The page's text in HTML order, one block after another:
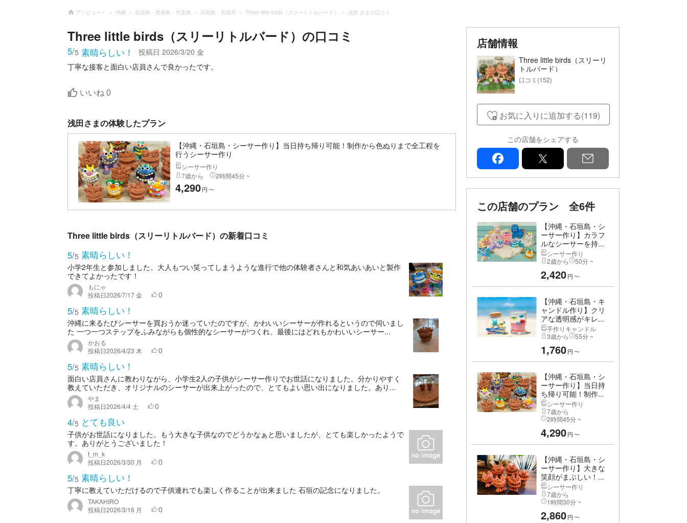
アソビュー！ 沖縄 石垣島・西表島・竹富島 石垣島・石垣市 Three little birds（スリーリトルバード） 浅田 さまの口コミ
Three little birds（スリーリトルバード） の口コミ
5/5 素晴らしい！ 投稿日 2026/3/20 金
丁寧な接客と面白い店員さんで良かったです。
いいね 0
浅田さまの体験したプラン
【沖縄・石垣島・シーサー作り】当日持ち帰り可能！制作から色ぬりまで全工程を
行うシーサー作り
シーサー作り
7歳から
2時間45分 ~
4,290円 〜
Three little birds（スリーリトルバード）の新着口コミ
5/5 素晴らしい！
小学2年生と参加しました。大人もつい笑ってしまうような進行で他の体験者さんと和気あいあいと製作
できてよかったです！
もにゃ
投稿日2026/7/17 金 0
5/5 素晴らしい！
沖縄に来るたびシーサーを買おうか迷っていたのですが、かわいいシーサーが作れるというので伺いまし
た 一つ一つステップをふみながらも個性的なシーサーがつくれ、最後にはどれもかわいいシーサー...
かおる
投稿日2026/4/23 木 0
5/5 素晴らしい！
面白い店員さんに教わりながら、小学生2人の子供がシーサー作りでお世話になりました。分かりやすく
教えていただき、オリジナルのシーサーが出来上がったので、とてもよい思い出になりました。あり...
やま
投稿日2026/4/4 土 0
4/5 とても良い
子供がお世話になりました。もう大きな子供なのでどうかなぁと思いましたが、とても楽しかったようで
す。ありがとうございました！
t_m_k
投稿日2026/3/30 月 0
5/5 素晴らしい！
丁寧に教えていただけるので子供連れでも楽しく作ることが出来ました 石垣の記念になりました。
TAKAHIRO
投稿日2026/3/16 月 0
店舗情報
Three little birds（スリーリ
トルバード）
口コミ(152)
お気に入りに追加する(119)
この店舗をシェアする
facebook
この店舗のプラン 全6件
【沖縄・石垣島・シ
ーサー作り】カラフ
ルなシーサーを持...
シーサー作り
2歳から
50分 ~
2,420円 〜
【沖縄・石垣島・キ
ャンドル作り】クリ
アな透明感がキレ...
手作りキャンドル
3歳から
55分 ~
1,760円 〜
【沖縄・石垣島・シ
ーサー作り】当日持
ち帰り可能！制作...
シーサー作り
7歳から
2時間45分 ~
4,290円 〜
【沖縄・石垣島・シ
ーサー作り】大きな
笑顔がまぶしい！...
シーサー作り
7歳から
1時間30分 ~
2,860円 〜